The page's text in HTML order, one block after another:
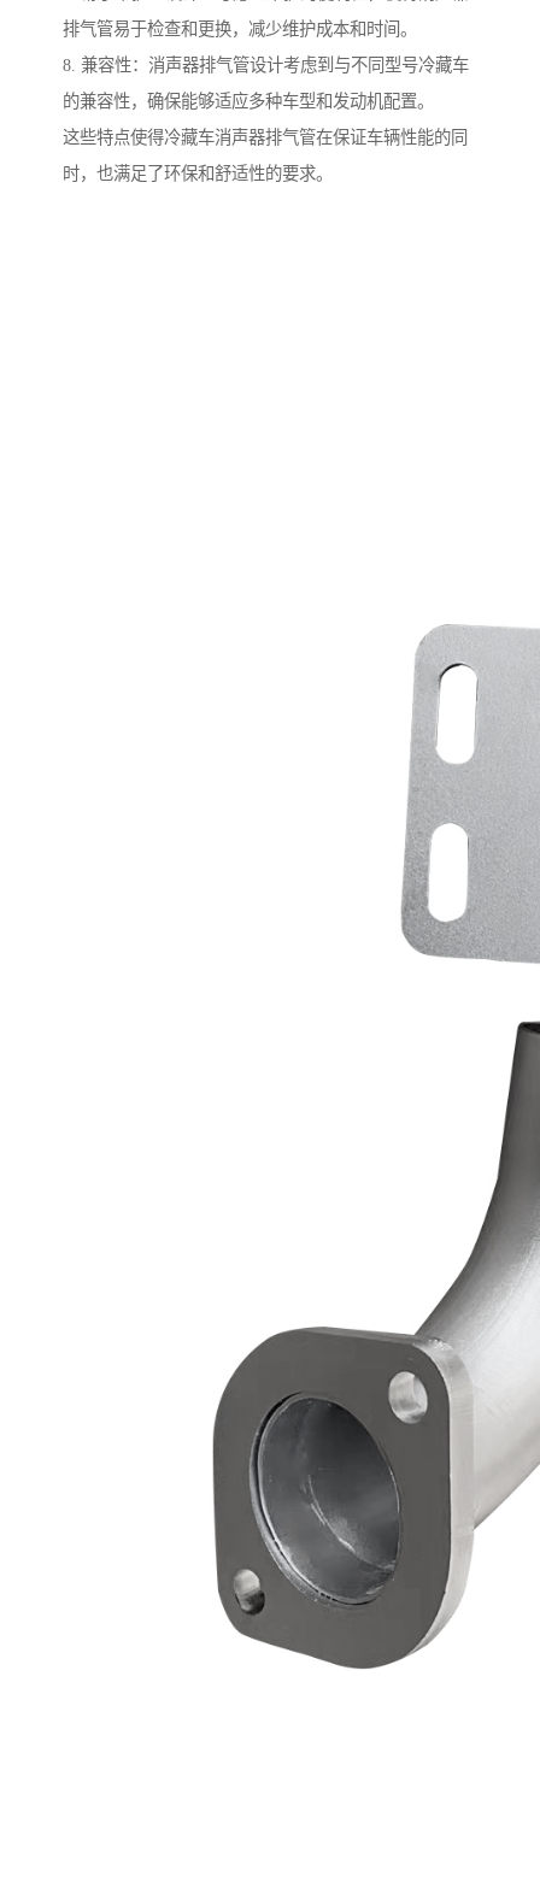
排气管易于检查和更换，减少维护成本和时间。
8. 兼容性：消声器排气管设计考虑到与不同型号冷藏车
的兼容性，确保能够适应多种车型和发动机配置。
这些特点使得冷藏车消声器排气管在保证车辆性能的同
时，也满足了环保和舒适性的要求。